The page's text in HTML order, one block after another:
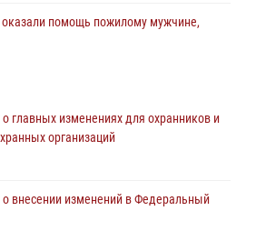
помощь пожилому мужчине,
посвященных празднованию Дня
«Каникулы с Росгвардией»
области
главных изменениях для охранников и
организаций
внесении изменений в Федеральный